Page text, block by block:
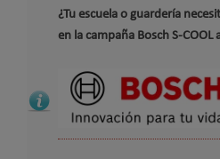
¿Tu escuela o guardería
en la campaña Bosch S-